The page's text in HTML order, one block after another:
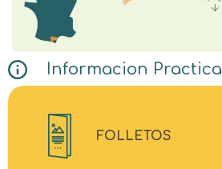
Informacion Practica
FOLLETOS